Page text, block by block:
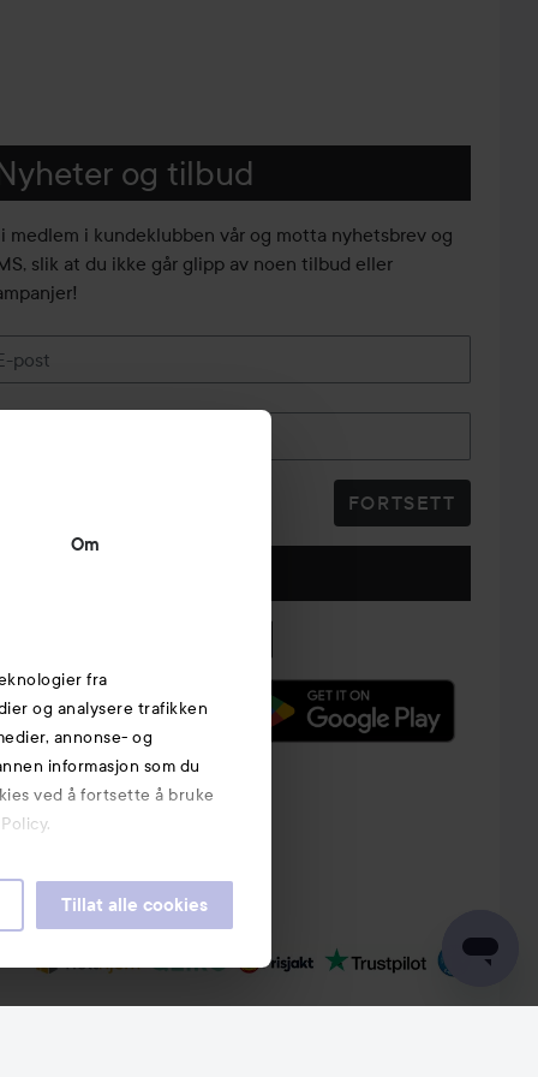
Om
fra
og analysere trafikken
annonse- og
informasjon som du
ved å fortsette å bruke
Tillat alle cookies
og tilbud
medlem i kundeklubben vår og motta nyhetsbrev og
slik at du ikke går glipp av noen tilbud eller
post
FORTSETT